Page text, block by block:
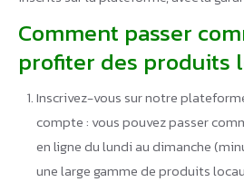
Comment passer
profiter des produits
Inscrivez-vous sur notre
compte : vous pouvez passer
en ligne du lundi au dimanche
une large gamme de produits